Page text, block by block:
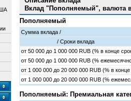
Вклад "Пополняемый", валюта
Пополняемый
Сумма вклада /
/ Cроки вклада
от 50 000 до 1 000 000 RUB (% в конце
от 50 000 до 1 000 000 RUB (%
от 1 000 000 до 20 000 000 RUB (% в конце
от 1 000 000 до 20 000 000 RUB (%
Пополняемый: Премиальная